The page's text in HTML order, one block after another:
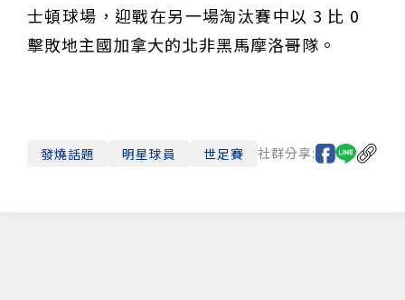
士頓球場，迎戰在另一場淘汰賽中以 3 比 0
擊敗地主國加拿大的北非黑馬摩洛哥隊。
發燒話題 明星球員 世足賽 社群分享: